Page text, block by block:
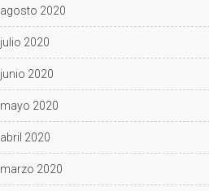
agosto 2020
julio 2020
junio 2020
mayo 2020
abril 2020
marzo 2020